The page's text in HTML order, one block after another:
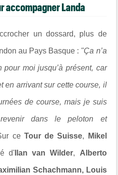
accompagner Landa
un dossard, plus de
au Pays Basque : "Ça n’a
moi jusqu’à présent, car
en arrivant sur cette course, il
de course, mais je suis
dans le peloton et
ce Tour de Suisse, Mikel
d' Ilan van Wilder, Alberto
Schachmann, Louis